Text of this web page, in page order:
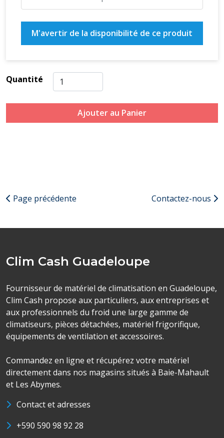
M'avertir de la disponibilité de ce produit
Quantité
Ajouter au Panier
Page précédente Contactez-nous
Clim Cash Guadeloupe
Fournisseur de matériel de climatisation en Guadeloupe,
Clim Cash propose aux particuliers, aux entreprises et
aux professionnels du froid une large gamme de
climatiseurs, pièces détachées, matériel frigorifique,
équipements de ventilation et accessoires.
Commandez en ligne et récupérez votre matériel
directement dans nos magasins situés à Baie-Mahault
et Les Abymes.
Contact et adresses
+590 590 98 92 28